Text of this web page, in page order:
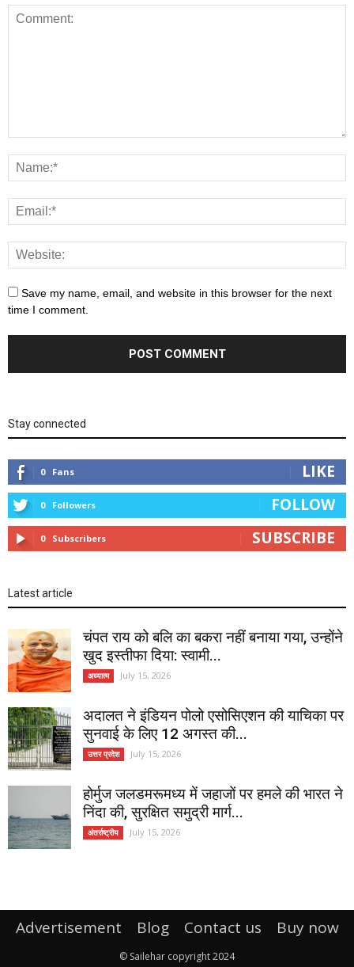
Save my name, email, and website in this browser for the next
time I comment.
Stay connected
0 Fans LIKE
0 Followers FOLLOW
0 Subscribers SUBSCRIBE
Latest article
चंपत राय को बलि का बकरा नहीं बनाया गया, उन्होंने
खुद इस्तीफा दिया: स्वामी...
अध्यात्म July 15, 2026
अदालत ने इंडियन पोलो एसोसिएशन की याचिका पर
सुनवाई के लिए 12 अगस्त की...
उत्तर प्रदेश July 15, 2026
होर्मुज जलडमरूमध्य में जहाजों पर हमले की भारत ने
निंदा की, सुरक्षित समुद्री मार्ग...
अंतर्राष्ट्रीय July 15, 2026
Advertisement Blog Contact us Buy now
© Sailehar copyright 2024